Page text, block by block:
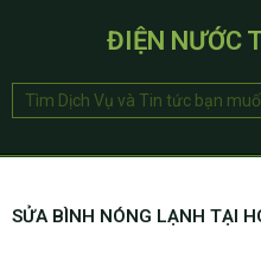
ĐIỆN NƯỚC
SỬA BÌNH NÓNG LẠNH TẠI